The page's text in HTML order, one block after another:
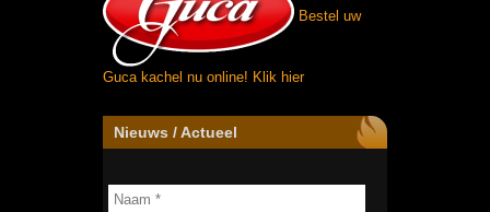
Bestel uw
Guca kachel nu online! Klik hier
Nieuws / Actueel